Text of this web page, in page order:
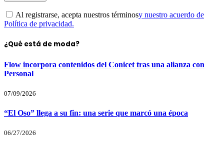
Al registrarse, acepta nuestros términosy nuestro acuerdo de
Política de privacidad.
¿Qué está de moda?
Flow incorpora contenidos del Conicet tras una alianza con
Personal
07/09/2026
“El Oso” llega a su fin: una serie que marcó una época
06/27/2026